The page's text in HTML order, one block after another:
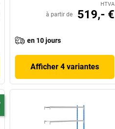
HTVA
à partir de 519,- €
en 10 jours
Afficher 4 variantes